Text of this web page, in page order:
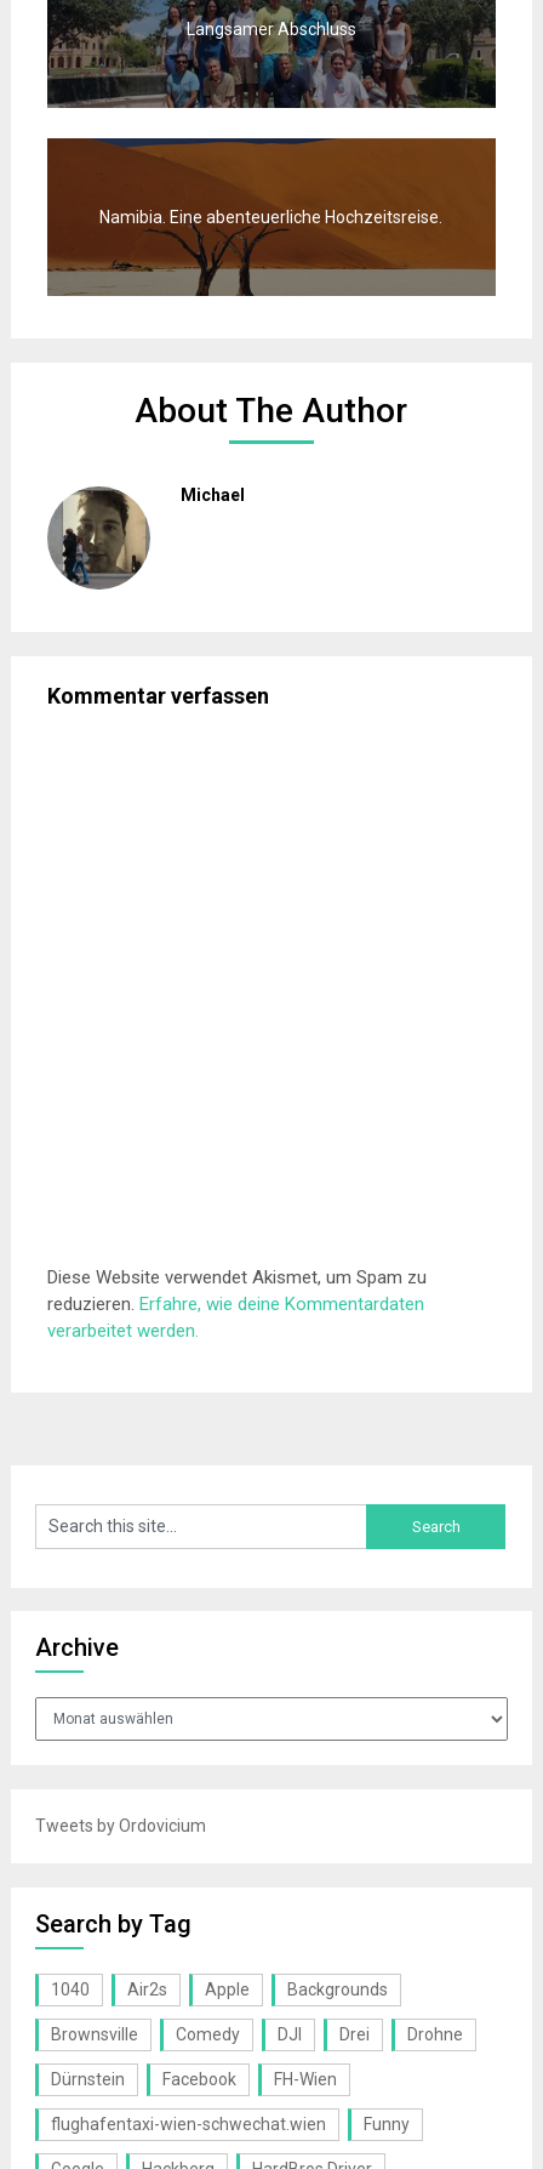
Langsamer Abschluss
Namibia. Eine abenteuerliche Hochzeitsreise.
About The Author
Michael
Kommentar verfassen
Diese Website verwendet Akismet, um Spam zu
reduzieren. Erfahre, wie deine Kommentardaten
verarbeitet werden.
Archive
Archive
Tweets by Ordovicium
Search by Tag
1040 Air2s Apple Backgrounds
Brownsville Comedy DJI Drei Drohne
Dürnstein Facebook FH-Wien
flughafentaxi-wien-schwechat.wien Funny